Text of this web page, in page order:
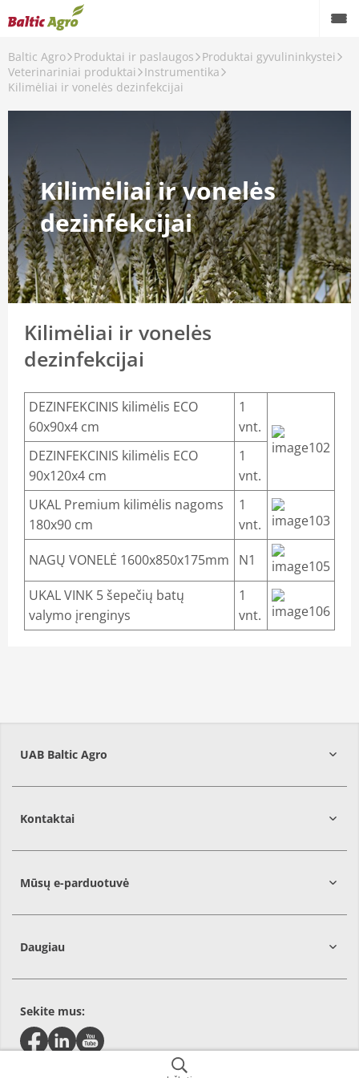
Baltic Agro Produktai ir paslaugos
Produktai gyvulininkystei
Veterinariniai produktai
Instrumentika
Kilimėliai ir vonelės dezinfekcijai
Kilimėliai ir vonelės
dezinfekcijai
Kilimėliai ir vonelės
dezinfekcijai
DEZINFEKCINIS kilimėlis ECO
60x90x4 cm
1
vnt.
DEZINFEKCINIS kilimėlis ECO
90x120x4 cm
1
vnt.
UKAL Premium kilimėlis nagoms
180x90 cm
1
vnt.
NAGŲ VONELĖ 1600x850x175mm
N1
UKAL VINK 5 šepečių batų
valymo įrenginys
1
vnt.
UAB Baltic Agro
Kontaktai
Mūsų e-parduotuvė
Daugiau
Sekite mus: